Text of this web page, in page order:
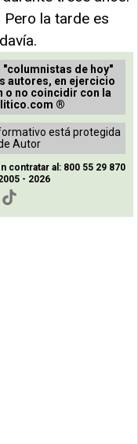
la tarde es
"columnistas de hoy"
autores, en ejercicio
o no coincidir con la
®
está protegida
Autor
al: 800 55 29 870
- 2026